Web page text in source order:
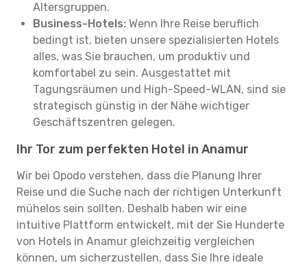
Altersgruppen.
Business-Hotels: Wenn Ihre Reise beruflich
bedingt ist, bieten unsere spezialisierten Hotels
alles, was Sie brauchen, um produktiv und
komfortabel zu sein. Ausgestattet mit
Tagungsräumen und High-Speed-WLAN, sind sie
strategisch günstig in der Nähe wichtiger
Geschäftszentren gelegen.
Ihr Tor zum perfekten Hotel in Anamur
Wir bei Opodo verstehen, dass die Planung Ihrer
Reise und die Suche nach der richtigen Unterkunft
mühelos sein sollten. Deshalb haben wir eine
intuitive Plattform entwickelt, mit der Sie Hunderte
von Hotels in Anamur gleichzeitig vergleichen
können, um sicherzustellen, dass Sie Ihre ideale